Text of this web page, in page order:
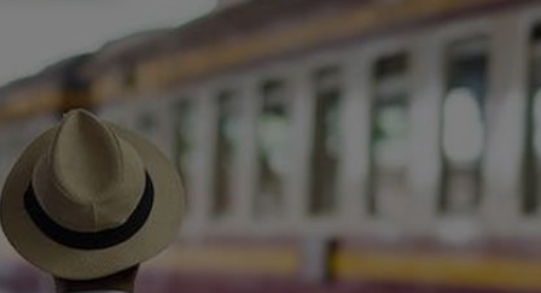
als